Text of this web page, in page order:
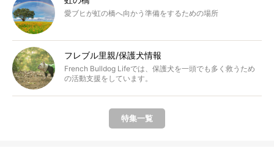
愛ブヒが虹の橋へ向かう準備をするための場所
フレブル里親/保護犬情報
French Bulldog Lifeでは、保護犬を一頭でも多く救うため
の活動支援をしています。
特集一覧